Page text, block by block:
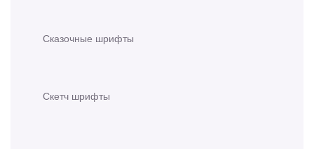
Сказочные шрифты
Скетч шрифты